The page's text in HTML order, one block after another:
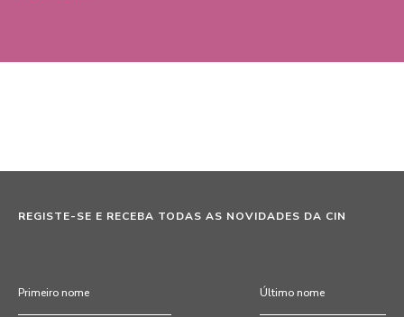
REGISTE-SE E RECEBA TODAS AS NOVIDADES DA CIN